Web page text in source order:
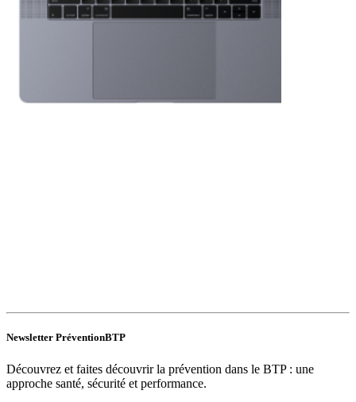
Newsletter PréventionBTP
Découvrez et faites découvrir la prévention dans le BTP : une
approche santé, sécurité et performance.